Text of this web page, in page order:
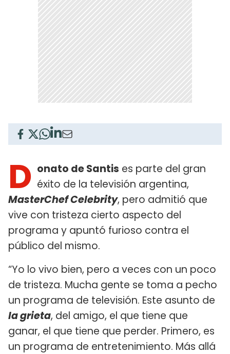
D onato de Santis es parte del gran
éxito de la televisión argentina,
MasterChef Celebrity, pero admitió que
vive con tristeza cierto aspecto del
programa y apuntó furioso contra el
público del mismo.
“Yo lo vivo bien, pero a veces con un poco
de tristeza. Mucha gente se toma a pecho
un programa de televisión. Este asunto de
la grieta, del amigo, el que tiene que
ganar, el que tiene que perder. Primero, es
un programa de entretenimiento. Más allá